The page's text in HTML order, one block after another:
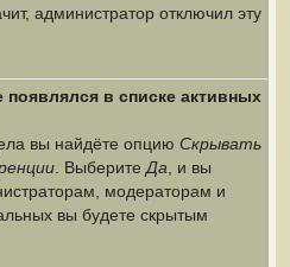
администратор отключил эту
появлялся в списке активных
вы найдёте опцию Скрывать
. Выберите Да , и вы
модераторам и
вы будете скрытым